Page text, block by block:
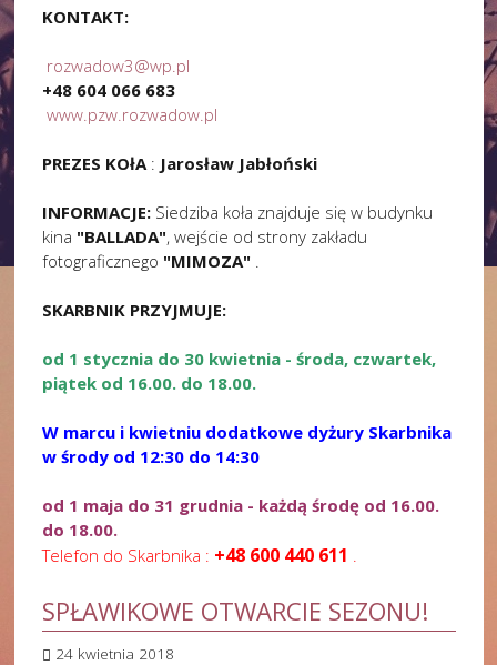
KONTAKT:
rozwadow3@wp.pl
+48 604 066 683
www.pzw.rozwadow.pl
PREZES KOłA: Jarosław Jabłoński
INFORMACJE:Siedziba koła znajduje się w budynku
kina "BALLADA", wejście od strony zakładu
fotograficznego "MIMOZA"
SKARBNIK PRZYJMUJE:
od 1 stycznia do 30 kwietnia - środa, czwartek,
piątek od 16.00. do 18.00.
W marcu i kwietniu dodatkowe dyżury Skarbnika
w środy od 12:30 do 14:30
od 1 maja do 31 grudnia - każdą środę od 16.00.
do 18.00.
Telefon do Skarbnika : +48 600 440 611
SPŁAWIKOWE OTWARCIE SEZONU!
24 kwietnia 2018